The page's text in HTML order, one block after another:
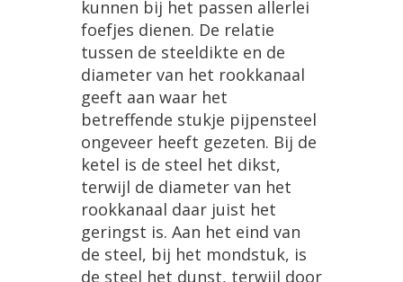
kunnen bij het passen allerlei
foefjes dienen. De relatie
tussen de steeldikte en de
diameter van het rookkanaal
geeft aan waar het
betreffende stukje pijpensteel
ongeveer heeft gezeten. Bij de
ketel is de steel het dikst,
terwijl de diameter van het
rookkanaal daar juist het
geringst is. Aan het eind van
de steel, bij het mondstuk, is
de steel het dunst, terwijl door